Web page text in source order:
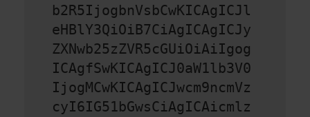
b2R5IjogbnVsbCwKICAgICJl
eHBlY3QiOiB7CiAgICAgICJy
ZXNwb25zZVR5cGUiOiAiIgog
ICAgfSwKICAgICJ0aW1lb3V0
IjogMCwKICAgICJwcm9ncmVz
cyI6IG51bGwsCiAgICAicmlz